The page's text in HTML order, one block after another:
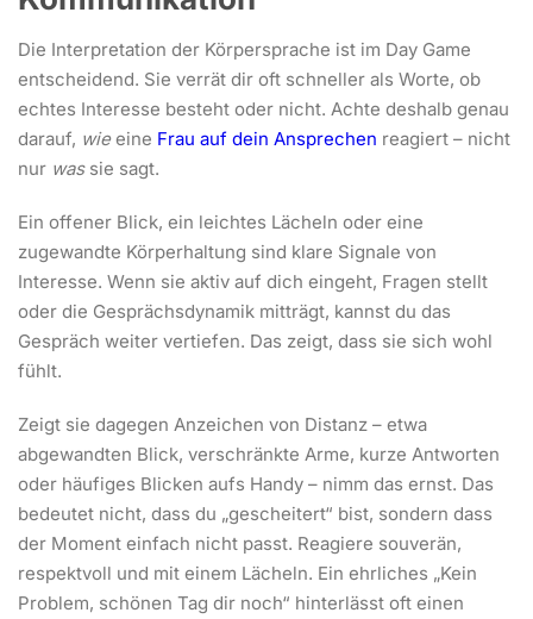
Die Interpretation der Körpersprache ist im Day Game
entscheidend. Sie verrät dir oft schneller als Worte, ob
echtes Interesse besteht oder nicht. Achte deshalb genau
darauf, wieeine Frau auf dein Ansprechen reagiert – nicht
nur wassie sagt.
Ein offener Blick, ein leichtes Lächeln oder eine
zugewandte Körperhaltung sind klare Signale von
Interesse. Wenn sie aktiv auf dich eingeht, Fragen stellt
oder die Gesprächsdynamik mitträgt, kannst du das
Gespräch weiter vertiefen. Das zeigt, dass sie sich wohl
fühlt.
Zeigt sie dagegen Anzeichen von Distanz – etwa
abgewandten Blick, verschränkte Arme, kurze Antworten
oder häufiges Blicken aufs Handy – nimm das ernst. Das
bedeutet nicht, dass du „gescheitert“ bist, sondern dass
der Moment einfach nicht passt. Reagiere souverän,
respektvoll und mit einem Lächeln. Ein ehrliches „Kein
Problem, schönen Tag dir noch“ hinterlässt oft einen